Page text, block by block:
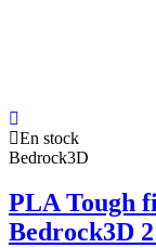
En stock
Bedrock3D
PLA Tough
Bedrock3D